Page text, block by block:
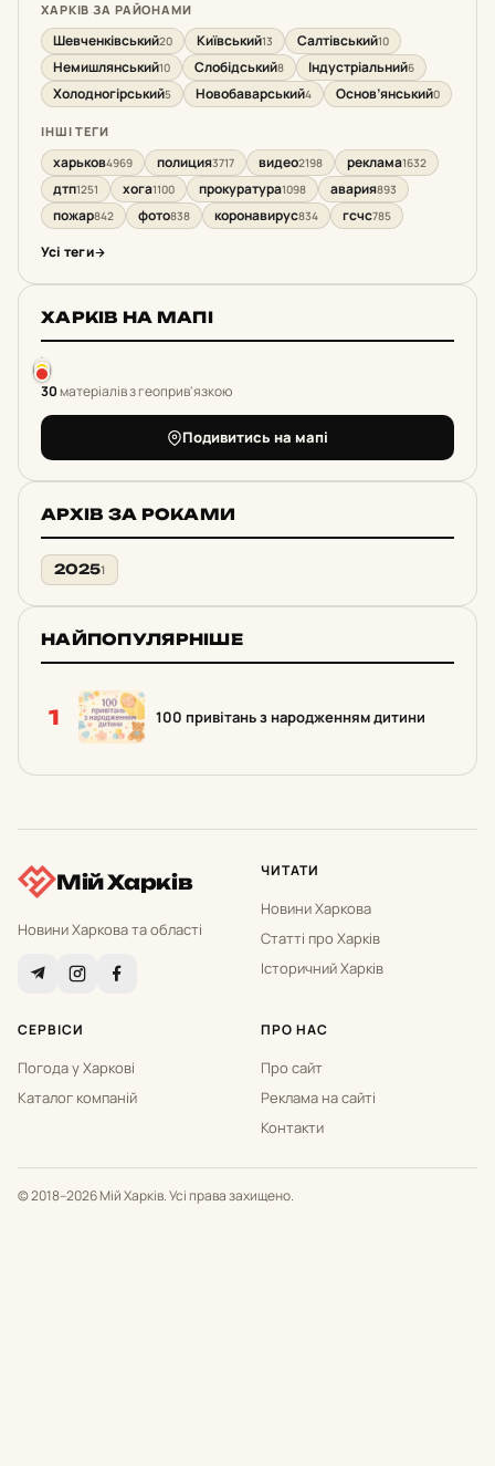
ХАРКІВ ЗА РАЙОНАМИ
Шевченківський20 Київський13 Салтівський10
Немишлянський10 Слобідський8 Індустріальний6
Холодногірський5 Новобаварський4 Основ’янський0
ІНШІ ТЕГИ
харьков4969 полиция3717 видео2198 реклама1632
дтп1251 хога1100 прокуратура1098 авария893
пожар842 фото838 коронавирус834 гсчс785
Усі теги
ХАРКІВ НА МАПІ
30матеріалів з геоприв'язкою
Подивитись на мапі
АРХІВ ЗА РОКАМИ
20251
НАЙПОПУЛЯРНІШЕ
1 100 привітань з народженням дитини
Мій Харків
Новини Харкова та області
ЧИТАТИ
Новини Харкова
Статті про Харків
Історичний Харків
СЕРВІСИ
Погода у Харкові
Каталог компаній
ПРО НАС
Про сайт
Реклама на сайті
Контакти
© 2018–2026 Мій Харків. Усі права захищено.